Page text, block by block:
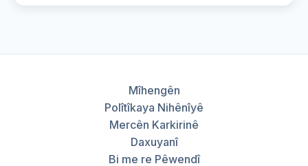
Mîhengên
Polîtîkaya Nihênîyê
Mercên Karkirinê
Daxuyanî
Bi me re Pêwendî